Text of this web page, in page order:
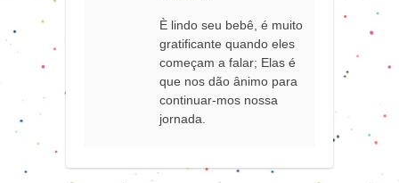
È lindo seu bebê, é muito
gratificante quando eles
começam a falar; Elas é
que nos dão ânimo para
continuar-mos nossa
jornada.